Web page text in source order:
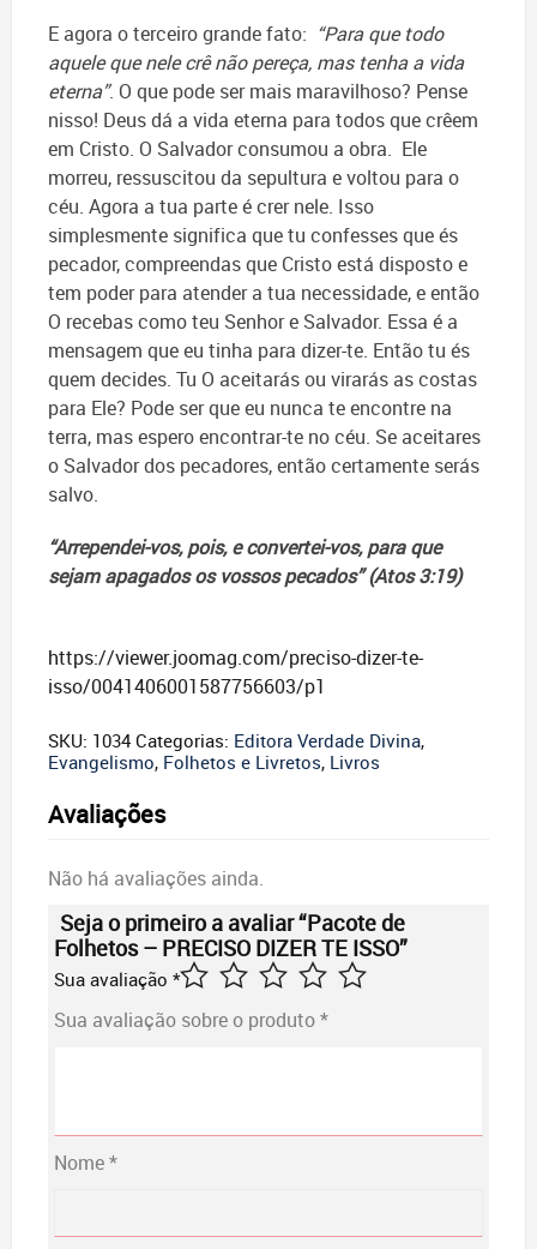
E agora o terceiro grande fato: “Para que todo
aquele que nele crê não pereça, mas tenha a vida
eterna”. O que pode ser mais maravilhoso? Pense
nisso! Deus dá a vida eterna para todos que crêem
em Cristo. O Salvador consumou a obra. Ele
morreu, ressuscitou da sepultura e voltou para o
céu. Agora a tua parte é crer nele. Isso
simplesmente significa que tu confesses que és
pecador, compreendas que Cristo está disposto e
tem poder para atender a tua necessidade, e então
O recebas como teu Senhor e Salvador. Essa é a
mensagem que eu tinha para dizer-te. Então tu és
quem decides. Tu O aceitarás ou virarás as costas
para Ele? Pode ser que eu nunca te encontre na
terra, mas espero encontrar-te no céu. Se aceitares
o Salvador dos pecadores, então certamente serás
salvo.
“Arrependei-vos, pois, e convertei-vos, para que
sejam apagados os vossos pecados” (Atos 3:19)
https://viewer.joomag.com/preciso-dizer-te-
isso/0041406001587756603/p1
SKU: 1034 Categorias: Editora Verdade Divina,
Evangelismo, Folhetos e Livretos, Livros
Avaliações
Não há avaliações ainda.
Seja o primeiro a avaliar “Pacote de
Folhetos – PRECISO DIZER TE ISSO”
Sua avaliação *
Sua avaliação sobre o produto*
Nome*